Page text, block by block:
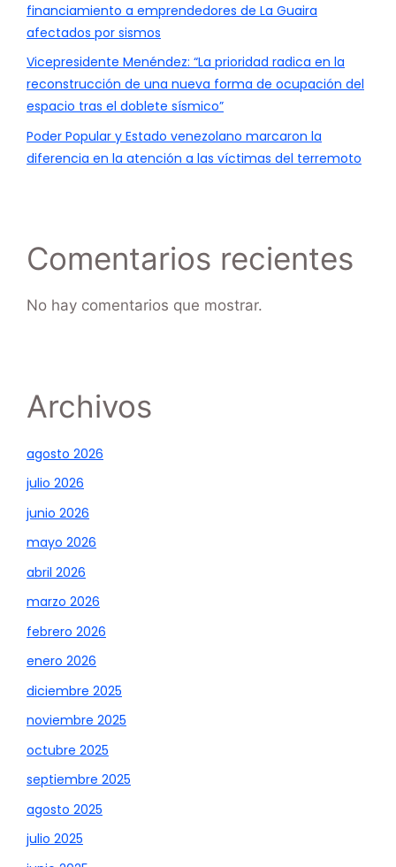
financiamiento a emprendedores de La Guaira
afectados por sismos
Vicepresidente Menéndez: “La prioridad radica en la
reconstrucción de una nueva forma de ocupación del
espacio tras el doblete sísmico”
Poder Popular y Estado venezolano marcaron la
diferencia en la atención a las víctimas del terremoto
Comentarios recientes
No hay comentarios que mostrar.
Archivos
agosto 2026
julio 2026
junio 2026
mayo 2026
abril 2026
marzo 2026
febrero 2026
enero 2026
diciembre 2025
noviembre 2025
octubre 2025
septiembre 2025
agosto 2025
julio 2025